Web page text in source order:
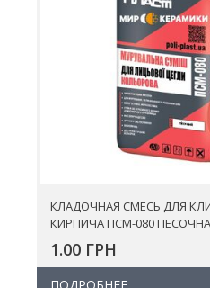
КЛАДОЧНАЯ СМЕСЬ ДЛЯ
КИРПИЧА ПСМ-080
1.00 ГРН